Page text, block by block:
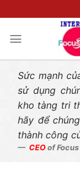
Sức mạnh
sử dụng
kho tàng tri
hãy để
thành công
CEO of